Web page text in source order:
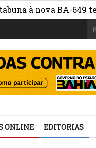
BA-649 tem
ONLINE EDITORIAS